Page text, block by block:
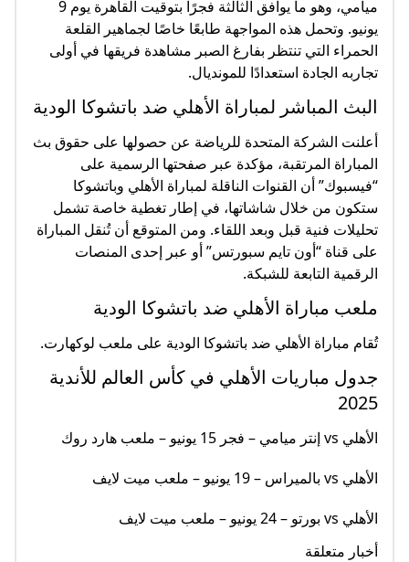
ميامي، وهو ما يوافق الثالثة فجرًا بتوقيت القاهرة يوم 9
يونيو. وتحمل هذه المواجهة طابعًا خاصًا لجماهير القلعة
الحمراء التي تنتظر بفارغ الصبر مشاهدة فريقها في أولى
تجاربه الجادة استعدادًا للمونديال.
البث المباشر لمباراة الأهلي ضد باتشوكا الودية
أعلنت الشركة المتحدة للرياضة عن حصولها على حقوق بث
المباراة المرتقبة، مؤكدة عبر صفحتها الرسمية على
“فيسبوك” أن القنوات الناقلة لمباراة الأهلي وباتشوكا
ستكون من خلال شاشاتها، في إطار تغطية خاصة تشمل
تحليلات فنية قبل وبعد اللقاء. ومن المتوقع أن تُنقل المباراة
على قناة “أون تايم سبورتس” أو عبر إحدى المنصات
الرقمية التابعة للشبكة.
ملعب مباراة الأهلي ضد باتشوكا الودية
تُقام مباراة الأهلي ضد باتشوكا الودية على ملعب لوكهارت.
جدول مباريات الأهلي في كأس العالم للأندية
2025
الأهلي vs إنتر ميامي – فجر 15 يونيو – ملعب هارد روك
الأهلي vs بالميراس – 19 يونيو – ملعب ميت لايف
الأهلي vs بورتو – 24 يونيو – ملعب ميت لايف
أخبار متعلقة